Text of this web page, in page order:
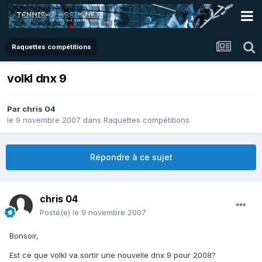
Raquettes compétitions
volkl dnx 9
Par chris 04
le 9 novembre 2007 dans Raquettes compétitions
Répondre à ce sujet
chris 04
Posté(e) le 9 novembre 2007
Bonsoir,
Est ce que volkl va sortir une nouvelle dnx 9 pour 2008?